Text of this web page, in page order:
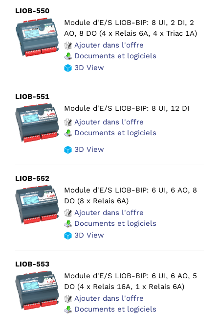
LIOB-550
Module d'E/S LIOB-BIP: 8 UI, 2 DI, 2
AO, 8 DO (4 x Relais 6A, 4 x Triac 1A)
Ajouter dans l'offre
Documents et logiciels
3D View
LIOB-551
Module d'E/S LIOB-BIP: 8 UI, 12 DI
Ajouter dans l'offre
Documents et logiciels
3D View
LIOB-552
Module d'E/S LIOB-BIP: 6 UI, 6 AO, 8
DO (8 x Relais 6A)
Ajouter dans l'offre
Documents et logiciels
3D View
LIOB-553
Module d'E/S LIOB-BIP: 6 UI, 6 AO, 5
DO (4 x Relais 16A, 1 x Relais 6A)
Ajouter dans l'offre
Documents et logiciels